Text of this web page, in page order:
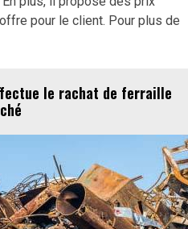
pour le client. Pour plus de
le rachat de ferraille